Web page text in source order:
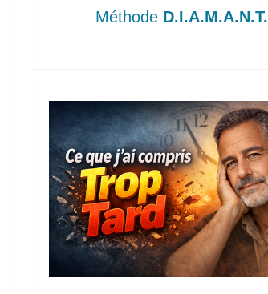
Méthode D.I.A.M.A.N.T.